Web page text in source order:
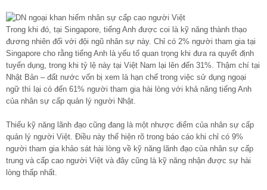
Trong khi đó, tại Singapore, tiếng Anh được coi là kỹ năng thành thạo
đương nhiên đối với đội ngũ nhân sự này. Chỉ có 2% người tham gia tại
Singapore cho rằng tiếng Anh là yếu tố quan trọng khi đưa ra quyết định
tuyển dụng, trong khi tỷ lệ này tại Việt Nam lại lên đến 31%. Thậm chí tại
Nhật Bản – đất nước vốn bị xem là hạn chế trong việc sử dụng ngoại
ngữ thì lại có đến 61% người tham gia hài lòng với khả năng tiếng Anh
của nhân sự cấp quản lý người Nhật.
Thiếu kỹ năng lãnh đạo cũng đang là một nhược điểm của nhân sự cấp
quản lý người Việt. Điều này thể hiện rõ trong báo cáo khi chỉ có 9%
người tham gia khảo sát hài lòng về kỹ năng lãnh đạo của nhân sự cấp
trung và cấp cao người Việt và đây cũng là kỹ năng nhận được sự hài
lòng thấp nhất.